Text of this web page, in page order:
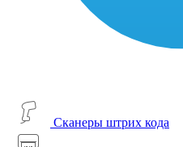
Сканеры штрих кода